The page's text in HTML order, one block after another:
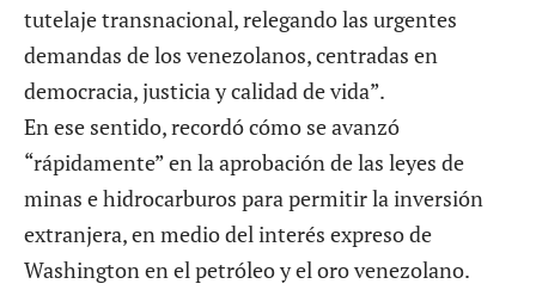
tutelaje transnacional, relegando las urgentes
demandas de los venezolanos, centradas en
democracia, justicia y calidad de vida”.
En ese sentido, recordó cómo se avanzó
“rápidamente” en la aprobación de las leyes de
minas e hidrocarburos para permitir la inversión
extranjera, en medio del interés expreso de
Washington en el petróleo y el oro venezolano.